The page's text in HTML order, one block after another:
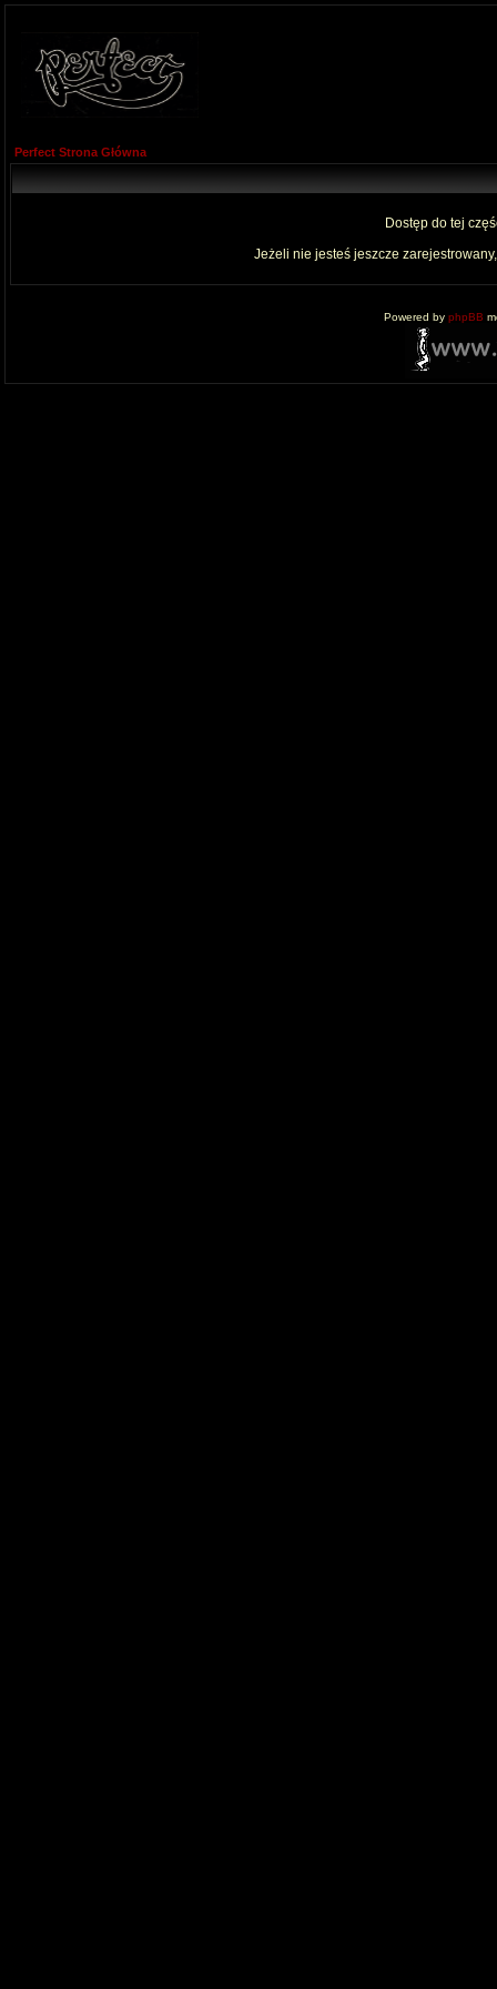
Perfect Strona Główna
Dostęp do tej
Jeżeli nie jesteś jeszcze
Powered by phpBB